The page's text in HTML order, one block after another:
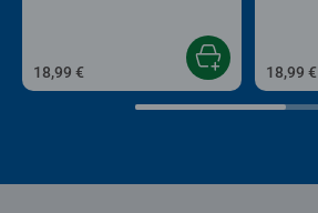
18,99 € 18,99 €